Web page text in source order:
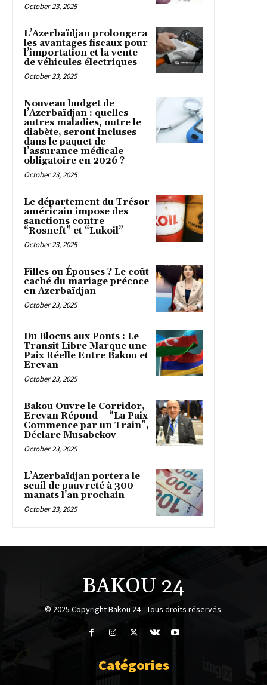
October 23, 2025
L’Azerbaïdjan prolongera
les avantages fiscaux pour
l’importation et la vente
de véhicules électriques
October 23, 2025
Nouveau budget de
l’Azerbaïdjan : quelles
autres maladies, outre le
diabète, seront incluses
dans le paquet de
l’assurance médicale
obligatoire en 2026 ?
October 23, 2025
Le département du Trésor
américain impose des
sanctions contre
“Rosneft” et “Lukoil”
October 23, 2025
Filles ou Épouses ? Le coût
caché du mariage précoce
en Azerbaïdjan
October 23, 2025
Du Blocus aux Ponts : Le
Transit Libre Marque une
Paix Réelle Entre Bakou et
Erevan
October 23, 2025
Bakou Ouvre le Corridor,
Erevan Répond – “La Paix
Commence par un Train”,
Déclare Musabekov
October 23, 2025
L’Azerbaïdjan portera le
seuil de pauvreté à 300
manats l’an prochain
October 23, 2025
BAKOU 24
© 2025 Copyright Bakou 24 - Tous droits réservés.
Catégories